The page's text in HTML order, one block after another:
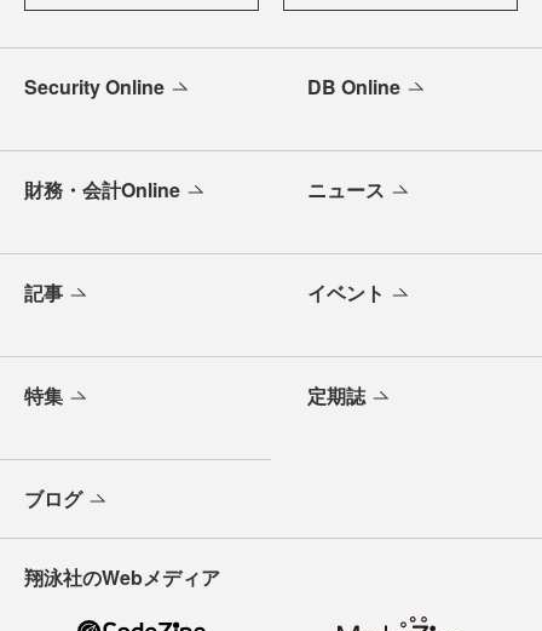
Security Online DB Online
財務・会計Online ニュース
記事 イベント
特集 定期誌
ブログ
翔泳社のWebメディア